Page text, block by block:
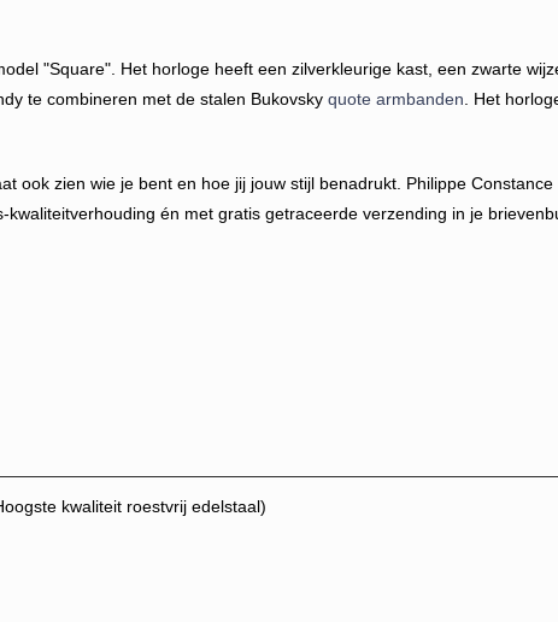
"Square". Het horloge heeft een zilverkleurige kast, een zwarte
te combineren met de stalen Bukovsky quote armbanden . Het
ook zien wie je bent en hoe jij jouw stijl benadrukt. Philippe
én met gratis getraceerde verzending in je
kwaliteit roestvrij edelstaal)